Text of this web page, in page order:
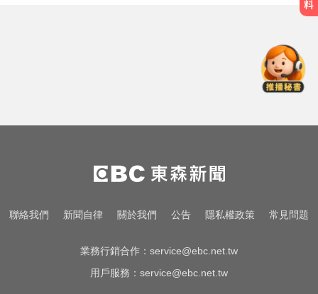
事摧殘傳播妹 下場出爐
喝牛奶狂拉？醫曝乳糖不耐補鈣救
中職／中信兄弟折損2重砲！張志
聯絡我們 新聞自律 關於我們 公告 隱私權政策 常見問題
業務行銷合作： service@ebc.net.tw
用戶服務： service@ebc.net.tw